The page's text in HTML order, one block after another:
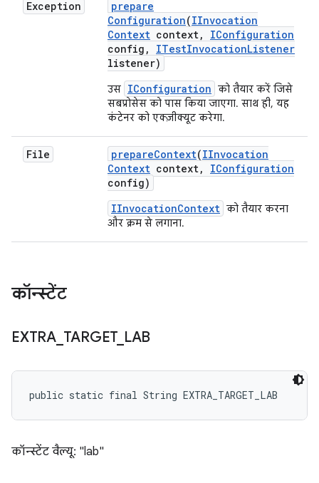
Exception
prepare
Configuration(IInvocation
Context context,
IConfiguration
config , ITestInvocationListener
listener)
उस IConfiguration को तैयार करें जिसे
सबप्रोसेस को पास किया जाएगा. साथ ही, यह
कंटेनर को एक्ज़ीक्यूट करेगा.
File prepareContext(IInvocation
Context context,
IConfiguration
config)
IInvocationContext को तैयार करना
और क्रम से लगाना.
कॉन्स्टेंट
EXTRA_ TARGET_ LAB
public static final String EXTRA_TARGET_LAB
कॉन्स्टेंट वैल्यू: "lab"